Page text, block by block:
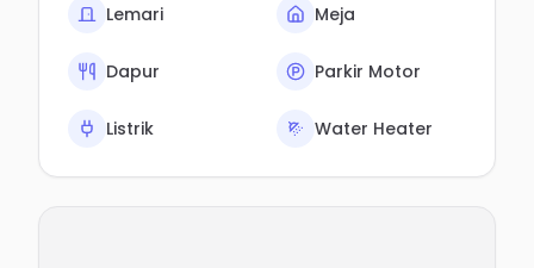
Lemari Meja
Dapur Parkir Motor
Listrik Water Heater